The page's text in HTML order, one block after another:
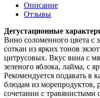
Описание
Отзывы
Дегустационные
Вино соломенного цвета с
соткан из ярких тонов
цитрусовых. Вкус вина с
зеленого яблока, лайма, с
Рекомендуется подавать в
блюдам из морепродуктов,
сочетании с травянистыми